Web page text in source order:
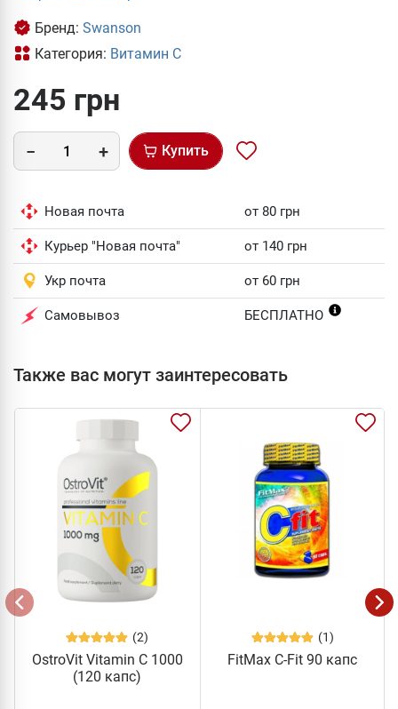
Бренд: Swanson
Категория: Витамин С
245 грн
Купить
Новая почта от 80 грн
Курьер "Новая почта" от 140 грн
Укр почта от 60 грн
Самовывоз БЕСПЛАТНО
Также вас могут заинтересовать
(2)
OstroVit Vitamin C 1000
(120 капс)
(1)
FitMax C-Fit 90 капс